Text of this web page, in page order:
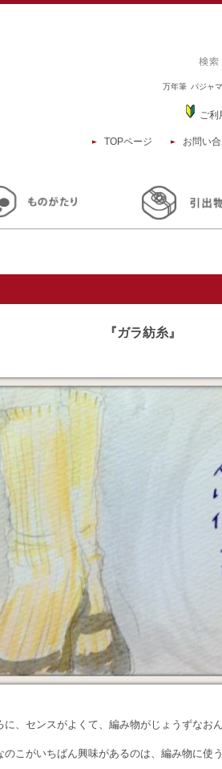
万年筆 パジャマ
ご利
TOPページ お問い
『ガラ紡糸』
に、センスがよくて、編み物がじょうずなお
のこがいちばん興味があるのは、編み物に使